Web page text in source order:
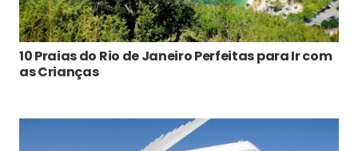
10 Praias do Rio de Janeiro Perfeitas para Ir com
as Crianças